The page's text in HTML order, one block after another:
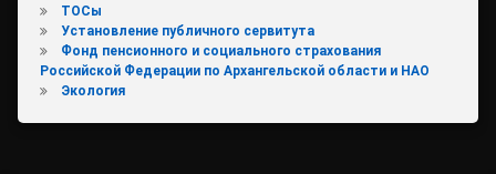
ТОСы
Установление публичного сервитута
Фонд пенсионного и социального страхования
Российской Федерации по Архангельской области и НАО
Экология